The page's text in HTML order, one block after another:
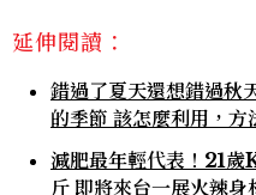
延伸閱讀：
錯過了夏天還想錯過秋
的季節 該怎麼利用，方
減肥最年輕代表！21
斤 即將來台一展火辣身